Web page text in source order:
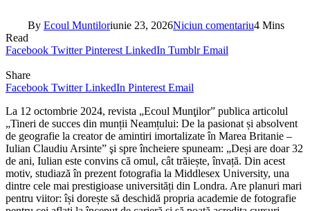
By Ecoul Muntiloriunie 23, 2026Niciun comentariu4 Mins
Read
Facebook Twitter Pinterest LinkedIn Tumblr Email
Share
Facebook Twitter LinkedIn Pinterest Email
La 12 octombrie 2024, revista „Ecoul Munţilor” publica articolul
„Tineri de succes din munții Neamțului: De la pasionat și absolvent
de geografie la creator de amintiri imortalizate în Marea Britanie –
Iulian Claudiu Arsinte” şi spre încheiere spuneam: „Deși are doar 32
de ani, Iulian este convins că omul, cât trăiește, învață. Din acest
motiv, studiază în prezent fotografia la Middlesex University, una
dintre cele mai prestigioase universități din Londra. Are planuri mari
pentru viitor: își dorește să deschidă propria academie de fotografie